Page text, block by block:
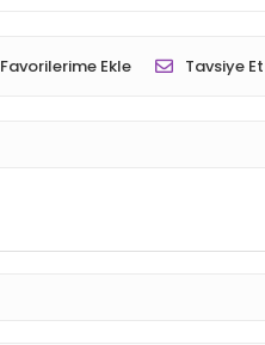
Favorilerime Ekle Tavsiye Et